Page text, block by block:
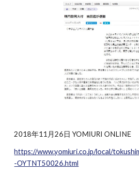
2018年11月26日 YOMIURI ONLINE
https://www.yomiuri.co.jp/local/
-OYTNT50026.html